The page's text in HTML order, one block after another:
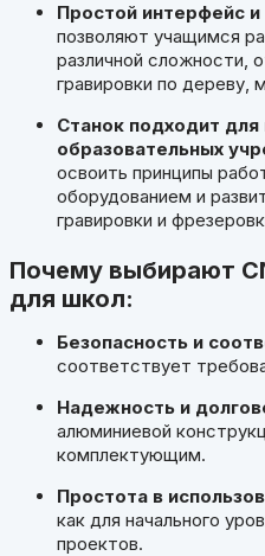
Простой интерфейс
позволяют учащимся
различной сложности,
гравировки по дереву,
Станок подходит
образовательных
освоить принципы
оборудованием и
гравировки и
Почему выбирают
для школ:
Безопасность и
соответствует
Надежность и
алюминиевой
комплектующим.
Простота в
как для начального
проектов.